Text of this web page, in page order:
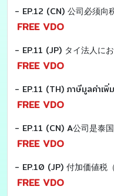
FREE VDO
FREE VDO
FREE VDO
FREE VDO
FREE VDO